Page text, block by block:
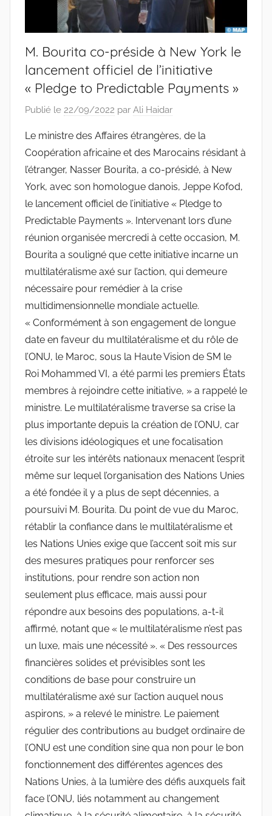
M. Bourita co-préside à New York le
lancement officiel de l’initiative
« Pledge to Predictable Payments »
Publié le 22/09/2022 par Ali Haidar
Le ministre des Affaires étrangères, de la
Coopération africaine et des Marocains résidant à
l’étranger, Nasser Bourita, a co-présidé, à New
York, avec son homologue danois, Jeppe Kofod,
le lancement officiel de l’initiative « Pledge to
Predictable Payments ». Intervenant lors d’une
réunion organisée mercredi à cette occasion, M.
Bourita a souligné que cette initiative incarne un
multilatéralisme axé sur l’action, qui demeure
nécessaire pour remédier à la crise
multidimensionnelle mondiale actuelle.
« Conformément à son engagement de longue
date en faveur du multilatéralisme et du rôle de
l’ONU, le Maroc, sous la Haute Vision de SM le
Roi Mohammed VI, a été parmi les premiers États
membres à rejoindre cette initiative, » a rappelé le
ministre. Le multilatéralisme traverse sa crise la
plus importante depuis la création de l’ONU, car
les divisions idéologiques et une focalisation
étroite sur les intérêts nationaux menacent l’esprit
même sur lequel l’organisation des Nations Unies
a été fondée il y a plus de sept décennies, a
poursuivi M. Bourita. Du point de vue du Maroc,
rétablir la confiance dans le multilatéralisme et
les Nations Unies exige que l’accent soit mis sur
des mesures pratiques pour renforcer ses
institutions, pour rendre son action non
seulement plus efficace, mais aussi pour
répondre aux besoins des populations, a-t-il
affirmé, notant que « le multilatéralisme n’est pas
un luxe, mais une nécessité ». « Des ressources
financières solides et prévisibles sont les
conditions de base pour construire un
multilatéralisme axé sur l’action auquel nous
aspirons, » a relevé le ministre. Le paiement
régulier des contributions au budget ordinaire de
l’ONU est une condition sine qua non pour le bon
fonctionnement des différentes agences des
Nations Unies, à la lumière des défis auxquels fait
face l’ONU, liés notamment au changement